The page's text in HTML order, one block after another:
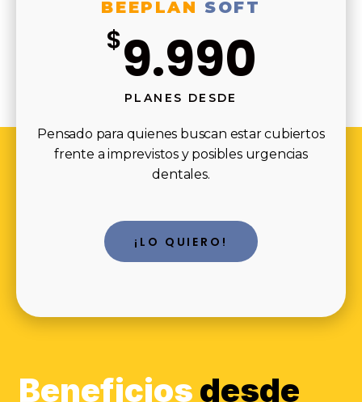
BEEPLAN SOFT
$9.990
PLANES DESDE
Pensado para quienes buscan estar cubiertos
frente a imprevistos y posibles urgencias
dentales.
¡LO QUIERO!
Beneficios desde